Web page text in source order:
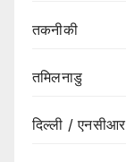
तकनीकी
तमिलनाडु
दिल्ली / एनसीआर